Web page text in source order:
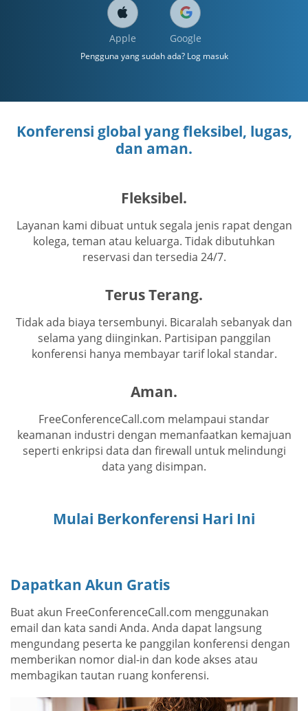
Apple Google
Pengguna yang sudah ada? Log masuk
Konferensi global yang fleksibel, lugas,
dan aman.
Fleksibel.
Layanan kami dibuat untuk segala jenis rapat dengan
kolega, teman atau keluarga. Tidak dibutuhkan
reservasi dan tersedia 24/7.
Terus Terang.
Tidak ada biaya tersembunyi. Bicaralah sebanyak dan
selama yang diinginkan. Partisipan panggilan
konferensi hanya membayar tarif lokal standar.
Aman.
FreeConferenceCall.com melampaui standar
keamanan industri dengan memanfaatkan kemajuan
seperti enkripsi data dan firewall untuk melindungi
data yang disimpan.
Mulai Berkonferensi Hari Ini
Dapatkan Akun Gratis
Buat akun FreeConferenceCall.com menggunakan
email dan kata sandi Anda. Anda dapat langsung
mengundang peserta ke panggilan konferensi dengan
memberikan nomor dial-in dan kode akses atau
membagikan tautan ruang konferensi.